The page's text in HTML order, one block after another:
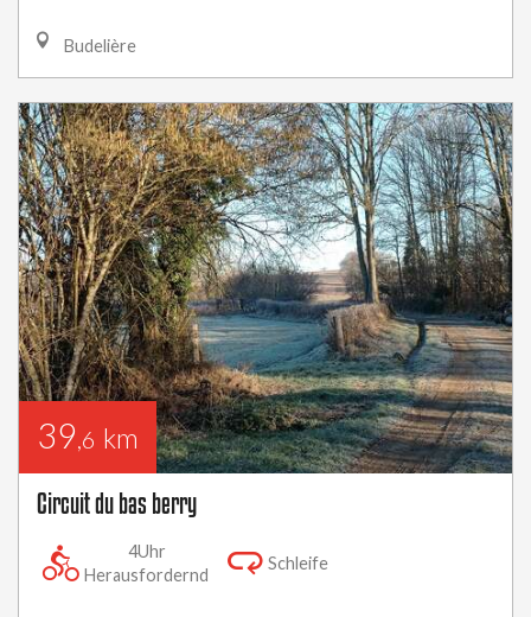
Budelière
39,6 km
Circuit du bas berry
4Uhr
Herausfordernd
Schleife